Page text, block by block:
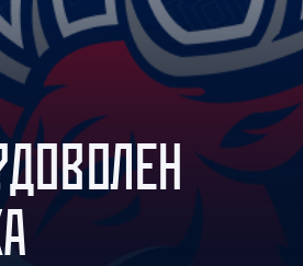
Амур
Барыс
Салават Юлаев
Сибирь